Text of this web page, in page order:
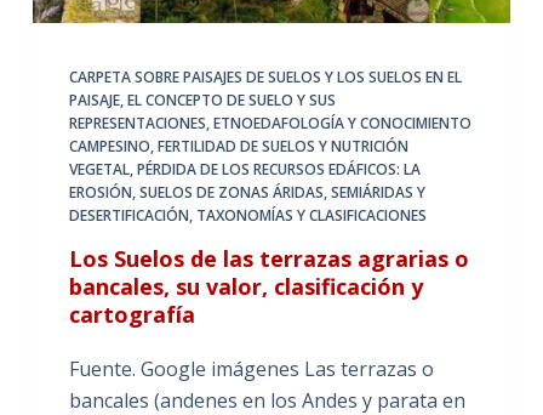
CARPETA SOBRE PAISAJES DE SUELOS Y LOS SUELOS EN EL
PAISAJE,EL CONCEPTO DE SUELO Y SUS
REPRESENTACIONES,ETNOEDAFOLOGÍA Y CONOCIMIENTO
CAMPESINO,FERTILIDAD DE SUELOS Y NUTRICIÓN
VEGETAL,PÉRDIDA DE LOS RECURSOS EDÁFICOS: LA
EROSIÓN,SUELOS DE ZONAS ÁRIDAS, SEMIÁRIDAS Y
DESERTIFICACIÓN, TAXONOMÍAS Y CLASIFICACIONES
Los Suelos de las terrazas agrarias o
bancales, su valor, clasificación y
cartografía
Fuente. Google imágenes Las terrazas o
bancales (andenes en los Andes y parata en